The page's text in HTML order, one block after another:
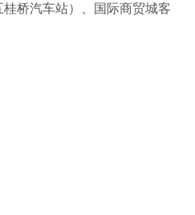
桥汽车站）、国际商贸城客